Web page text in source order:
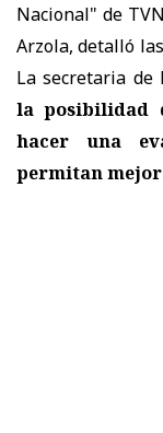
Nacional" de
Arzola, detalló
La secretaria de
la posibilidad
hacer una
permitan